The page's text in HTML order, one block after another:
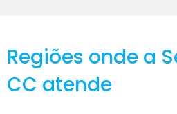
produtos certificados,
qualidade e
técnicas vigentes. A
Regiões onde a
CC atende